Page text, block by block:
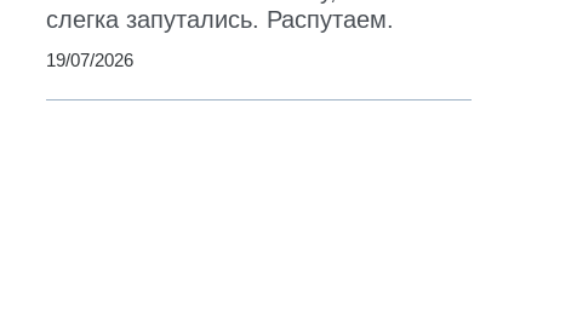
слегка запутались. Распутаем.
19/07/2026